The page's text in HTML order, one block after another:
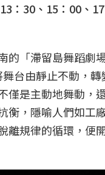
：30、15：00、
的「滯留島舞蹈劇
台由靜止不動，
僅是主動地舞動，
衡，隱喻人們如工
離規律的循環，便